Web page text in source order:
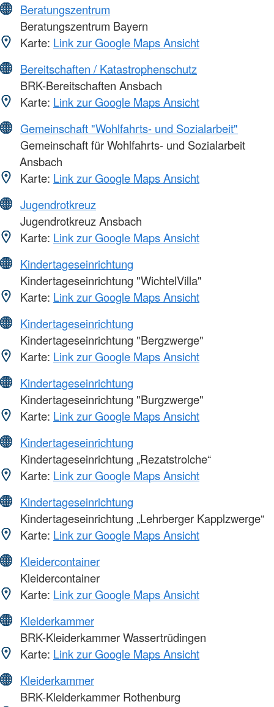
Beratungszentrum
Beratungszentrum Bayern
Karte: Link zur Google Maps Ansicht
Bereitschaften / Katastrophenschutz
BRK-Bereitschaften Ansbach
Karte: Link zur Google Maps Ansicht
Gemeinschaft "Wohlfahrts- und Sozialarbeit"
Gemeinschaft für Wohlfahrts- und Sozialarbeit
Ansbach
Karte: Link zur Google Maps Ansicht
Jugendrotkreuz
Jugendrotkreuz Ansbach
Karte: Link zur Google Maps Ansicht
Kindertageseinrichtung
Kindertageseinrichtung "WichtelVilla"
Karte: Link zur Google Maps Ansicht
Kindertageseinrichtung
Kindertageseinrichtung "Bergzwerge"
Karte: Link zur Google Maps Ansicht
Kindertageseinrichtung
Kindertageseinrichtung "Burgzwerge"
Karte: Link zur Google Maps Ansicht
Kindertageseinrichtung
Kindertageseinrichtung „Rezatstrolche“
Karte: Link zur Google Maps Ansicht
Kindertageseinrichtung
Kindertageseinrichtung „Lehrberger Kapplzwerge“
Karte: Link zur Google Maps Ansicht
Kleidercontainer
Kleidercontainer
Karte: Link zur Google Maps Ansicht
Kleiderkammer
BRK-Kleiderkammer Wassertrüdingen
Karte: Link zur Google Maps Ansicht
Kleiderkammer
BRK-Kleiderkammer Rothenburg